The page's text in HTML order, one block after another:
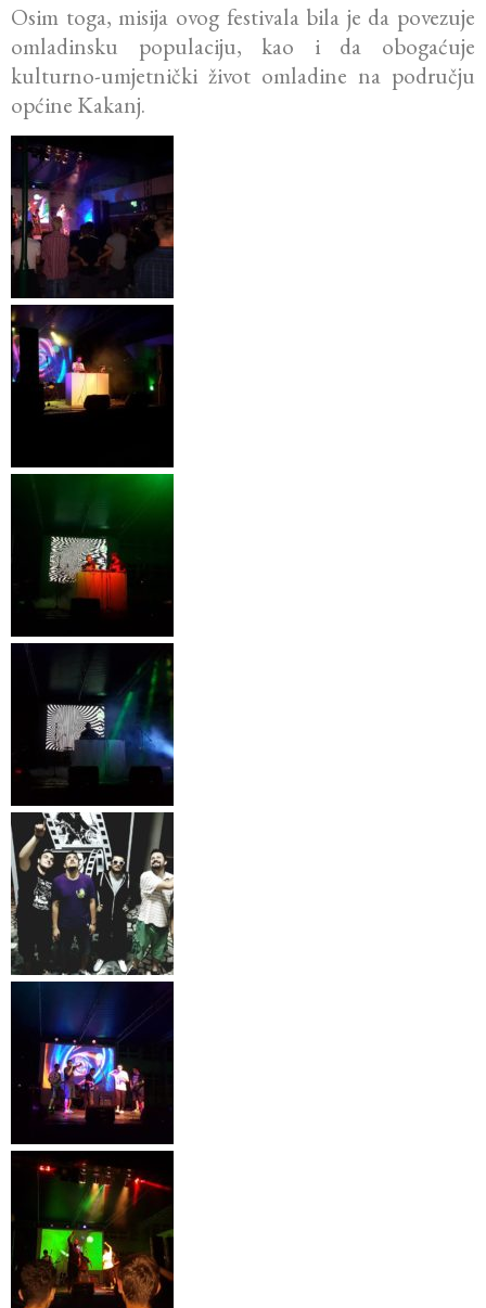
Osim toga, misija ovog festivala bila je da povezuje
omladinsku populaciju, kao i da obogaćuje
kulturno-umjetnički život omladine na području
općine Kakanj.